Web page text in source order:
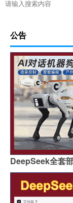
公告
DeepSeek全套